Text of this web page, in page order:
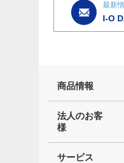
最新
I-O
商品情報
法人のお客
様
サービス